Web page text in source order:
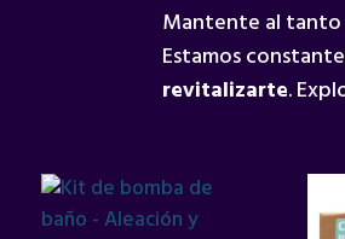
Mantente al tanto
Estamos
revitalizarte.